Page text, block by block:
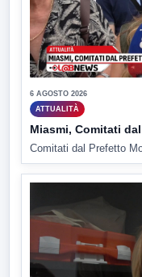
6 AGOSTO 2026
ATTUALITÀ
Miasmi, Comitati
Comitati dal Prefetto